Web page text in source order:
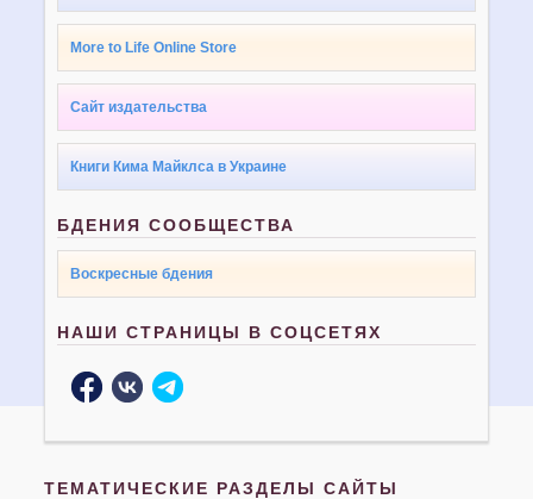
More to Life Online Store
Сайт издательства
Книги Кима Майклса в Украине
БДЕНИЯ СООБЩЕСТВА
Воскресные бдения
НАШИ СТРАНИЦЫ В СОЦСЕТЯХ
ТЕМАТИЧЕСКИЕ РАЗДЕЛЫ САЙТЫ